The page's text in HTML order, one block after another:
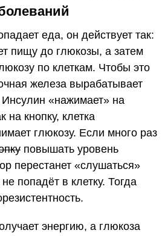
еда, он действует так:
пищу до глюкозы, а затем
по клеткам. Чтобы это
железа вырабатывает
«нажимает» на
на кнопку, клетка
глюкозу. Если много раз
повышать уровень
перестанет «слушаться»
попадёт в клетку. Тогда
энергию, а глюкоза